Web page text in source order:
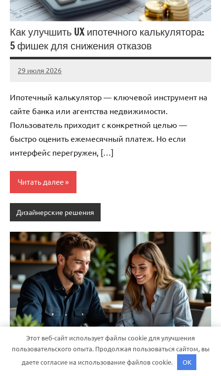
Как улучшить UX ипотечного калькулятора:
5 фишек для снижения отказов
29 июля 2026
stroicentr_m
Нет
Ипотечный калькулятор — ключевой инструмент на
сайте банка или агентства недвижимости.
Пользователь приходит с конкретной целью —
быстро оценить ежемесячный платеж. Но если
интерфейс перегружен, […]
Читать далее
Дизайнерские решения
Как рассчитать рентабельность аренды
Этот веб-сайт использует файлы cookie для улучшения
пользовательского опыта. Продолжая пользоваться сайтом, вы
даете согласие на использование файлов cookie.
OK